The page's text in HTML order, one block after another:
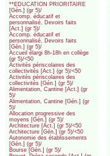
**EDUCATION PRIORITAIRE
[Gén.] (gr 5)/
Accomp. éducatif et
personnalisé, Devoirs faits
[Act.] (gr 5)/
Accomp. éducatif et
personnalisé, Devoirs faits
[Gén.] (gr 5)/
Accueil élargi 8h-18h en collège
(gr 5)/<50
Activités périscolaires des
collectivités [Act.] (gr 5)/<50
Activités périscolaires des
collectivités [Gén.] (gr 5)/
Alimentation, Cantine [Act.] (gr
5)/
Alimentation, Cantine [Gén.] (gr
5)/
Allocation progressive des
moyens [Gén.] (gr 5)/
Architecture [Act.] (gr 5)/<50
Architecture [Gén.] (gr 5)/<50
Autonomie des établissements
[Gén.] (gr 5)/
Bourse [Gén.] (gr 5)/